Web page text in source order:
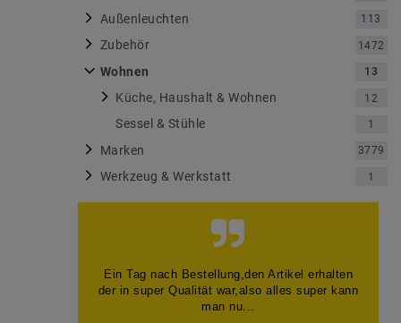
Außenleuchten 113
Zubehör 1472
Wohnen 13
Küche, Haushalt & Wohnen 12
Sessel & Stühle 1
Marken 3779
Werkzeug & Werkstatt 1
Ein Tag nach Bestellung,den Artikel erhalten
der in super Qualität war,also alles super kann
man nu...